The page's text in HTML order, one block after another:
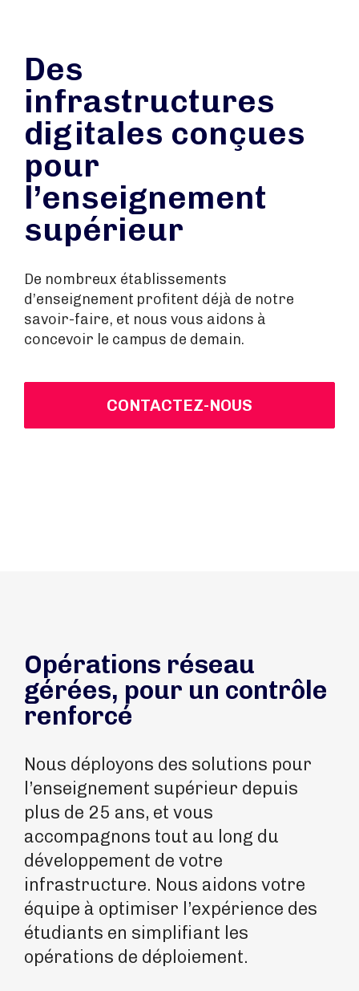
Des
infrastructures
digitales conçues
pour
l’enseignement
supérieur
De nombreux établissements
d’enseignement profitent déjà de notre
savoir-faire, et nous vous aidons à
concevoir le campus de demain.
CONTACTEZ-NOUS
Opérations réseau
gérées, pour un contrôle
renforcé
Nous déployons des solutions pour
l’enseignement supérieur depuis
plus de 25 ans, et vous
accompagnons tout au long du
développement de votre
infrastructure. Nous aidons votre
équipe à optimiser l’expérience des
étudiants en simplifiant les
opérations de déploiement.